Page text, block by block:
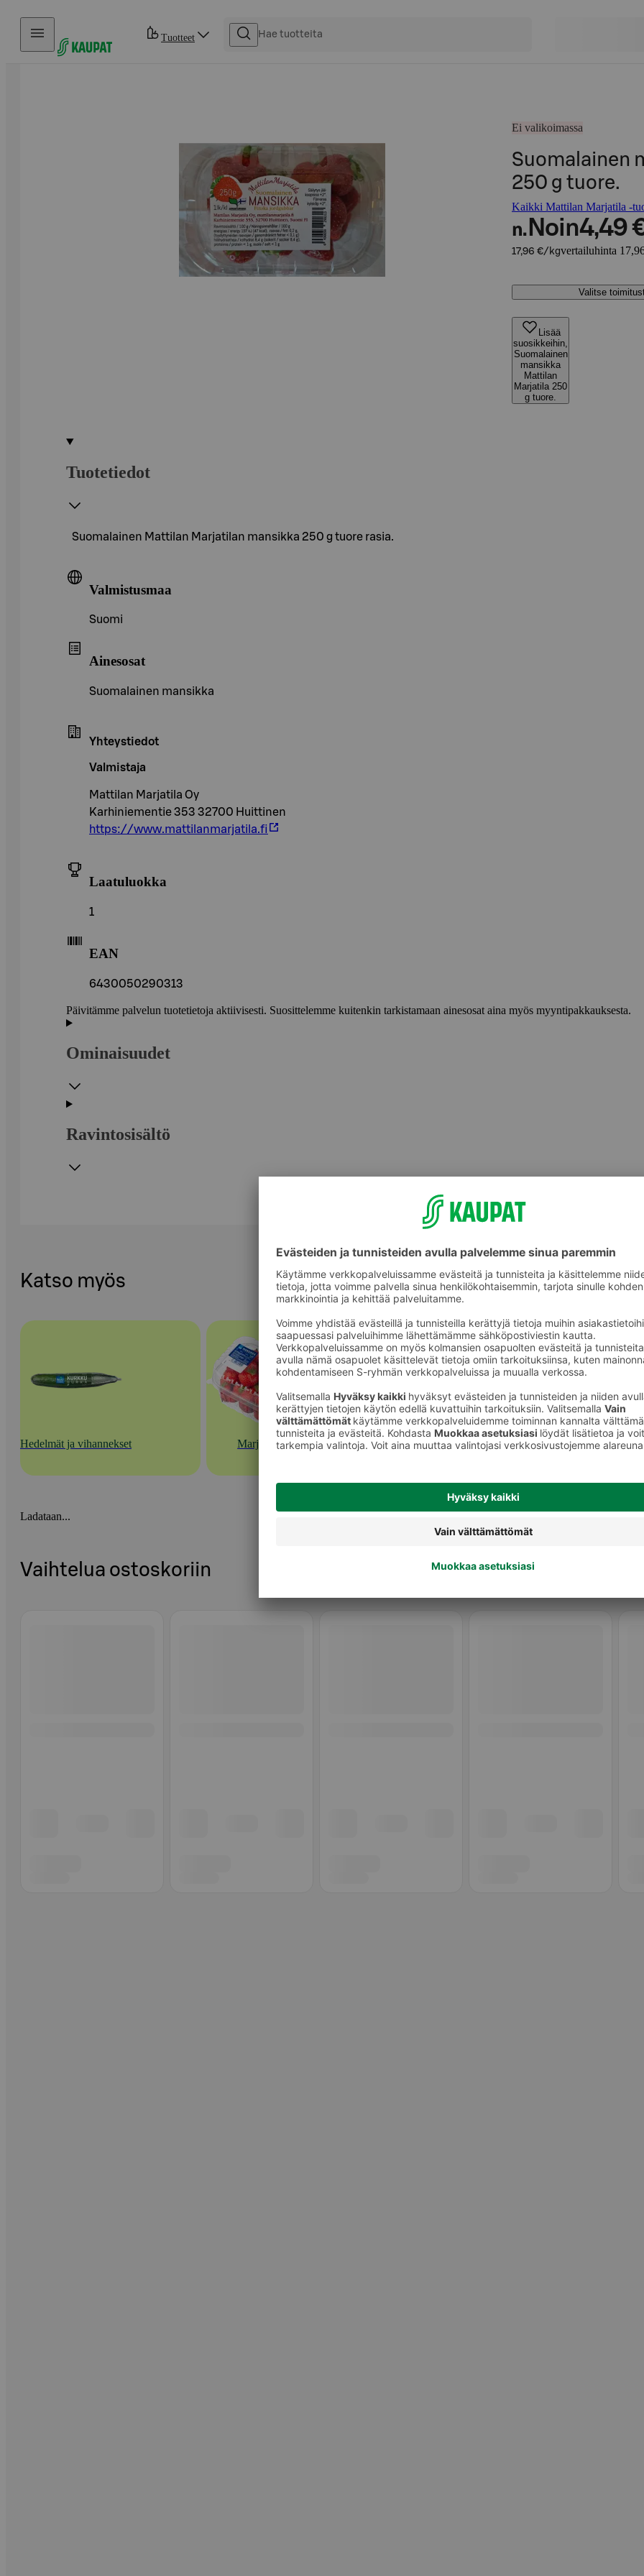
Hyppää sisältöön
Tuotteet
Ei valikoimassa
Suomalainen
250 g tuore.
Kaikki Mattilan Marjatila -
n. Noin4,49
17,96 €/kgvertailuhinta
Valitse
Lisää
suosikkeihin,
Suomalainen
mansikka
Mattilan
Marjatila 250
g tuore.
Tuotetiedot
Suomalainen Mattilan Marjatilan mansikka 250 g tuore rasia.
Valmistusmaa
Suomi
Ainesosat
Suomalainen mansikka
Yhteystiedot
Valmistaja
Mattilan Marjatila Oy
Karhiniementie 353 32700 Huittinen
https://www.mattilanmarjatila.fi
Laatuluokka
1
EAN
6430050290313
Päivitämme palvelun tuotetietoja aktiivisesti. Suosittelemme kuitenkin tarkistamaan ainesosat aina myös myyntipakkauksesta.
Ominaisuudet
Ravintosisältö
Katso myös
Hedelmät ja vihannekset Marjat
Ladataan...
Vaihtelua ostoskoriin